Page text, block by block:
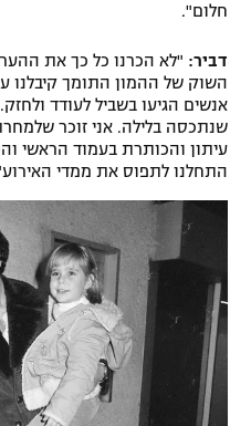
חלום".
דביר: "לא הכרנו כל כך את
השוק של ההמון התומך קיבלנו
אנשים הגיעו בשביל לעודד
שנתכסה בלילה. אני זוכר
עיתון והכותרת בעמוד הראשי
התחלנו לתפוס את ממדי